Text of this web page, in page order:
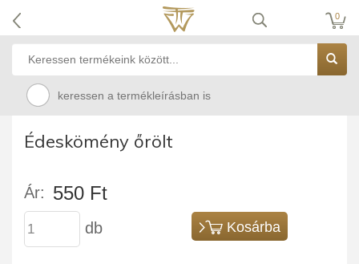
0
keressen a termékleírásban is
Édeskömény őrölt
Ár: 550 Ft
db Kosárba